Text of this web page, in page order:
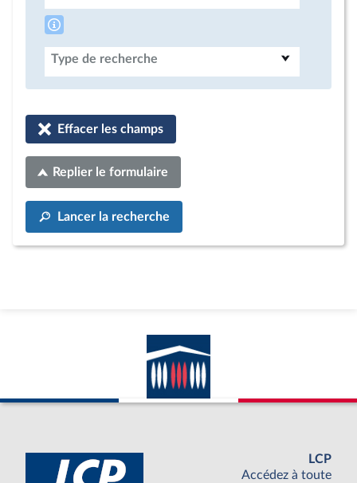
Type de recherche
Effacer les champs
Replier le formulaire
Lancer la recherche
LCP
Accédez à toute